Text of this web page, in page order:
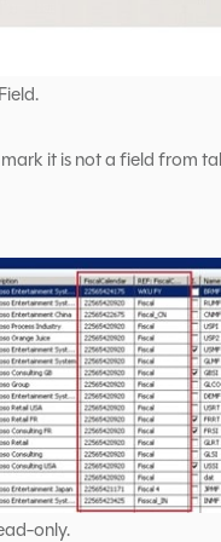
it is not a field from
only.